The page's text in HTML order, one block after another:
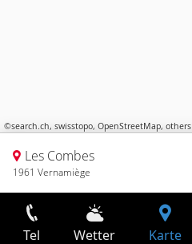
©search.ch, swisstopo, OpenStreetMap, others
Les Combes
1961 Vernamiège
Tel Wetter Karte